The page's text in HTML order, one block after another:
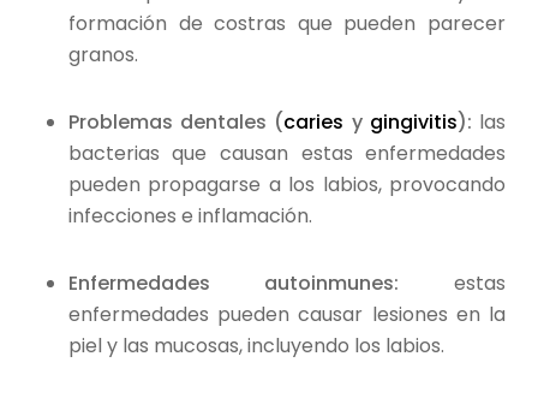
formación de costras que pueden parecer
granos.
Problemas dentales (caries y gingivitis): las
bacterias que causan estas enfermedades
pueden propagarse a los labios, provocando
infecciones e inflamación.
Enfermedades autoinmunes:estas
enfermedades pueden causar lesiones en la
piel y las mucosas, incluyendo los labios.